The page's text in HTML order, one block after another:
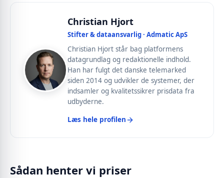
Christian Hjort
Stifter & dataansvarlig · Admatic ApS
Christian Hjort står bag platformens
datagrundlag og redaktionelle indhold.
Han har fulgt det danske telemarked
siden 2014 og udvikler de systemer, der
indsamler og kvalitetssikrer prisdata fra
udbyderne.
Læs hele profilen
Sådan henter vi priser